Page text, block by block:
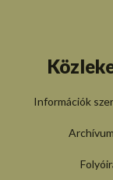
Információk